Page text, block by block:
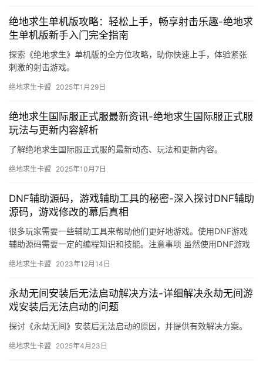
绝地求生单机版攻略：轻松上手，畅享射击乐趣-绝地求
生单机版新手入门完全指南
探索《绝地求生》单机版的全方位攻略，助你快速上手，体验紧张
刺激的射击游戏。
绝地求生卡盟 2025年1月29日
绝地求生国际服正式服最新资讯-绝地求生国际服正式服
玩法与更新内容解析
了解绝地求生国际服正式服的最新动态、玩法和更新内容。
绝地求生卡盟 2025年10月7日
DNF辅助源码，游戏辅助工具的秘密-深入探讨DNF辅助
源码，游戏修改的幕后真相
很多玩家需要一些辅助工具来帮助他们更好地游戏。使用DNF游戏
辅助源码需要一定的编程知识和技能。注意事项 虽然使用DNF游戏
绝地求生卡盟 2023年12月14日
永劫无间安装后无法启动解决方法-详细解决永劫无间游
戏安装后无法启动的问题
探讨《永劫无间》安装后无法启动的原因，并提供有效解决方案。
绝地求生卡盟 2025年4月23日